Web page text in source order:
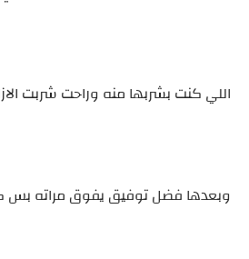
اللي كنت بشربها منه وراحت شربت
وبعدها فضل توفيق يفوق مراته بس